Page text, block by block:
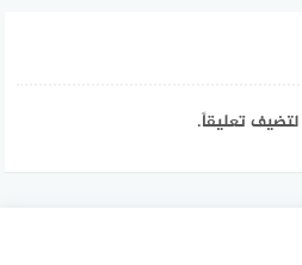
لتضيف تعليقاً.